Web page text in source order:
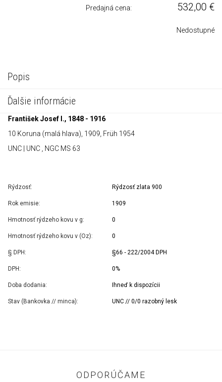
Predajná cena: 532,00 €
Nedostupné
Popis
Ďalšie informácie
František Josef I., 1848 - 1916
10 Koruna (malá hlava), 1909, Früh 1954
UNC | UNC , NGC MS 63
Rýdzosť: Rýdzosť zlata 900
Rok emisie: 1909
Hmotnosť rýdzeho kovu v g: 0
Hmotnosť rýdzeho kovu v (Oz): 0
§ DPH: §66 - 222/2004 DPH
DPH: 0%
Doba dodania: Ihneď k dispozícii
Stav (Bankovka // minca): UNC // 0/0 razobný lesk
ODPORÚČAME